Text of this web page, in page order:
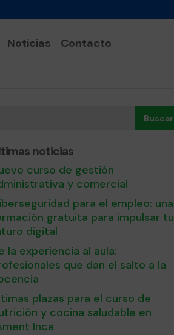
Noticias Contacto
Buscar
noticias
curso de gestión
y comercial
para el empleo: una
gratuita para impulsar tu
digital
la experiencia al aula:
que dan el salto a la
plazas para el curso de
y cocina saludable en
Inca